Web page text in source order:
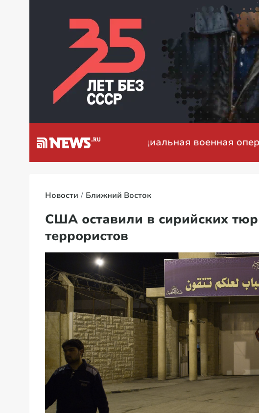
Специальная военная операция
Новости Ближний Восток
США оставили в сирийских
террористов